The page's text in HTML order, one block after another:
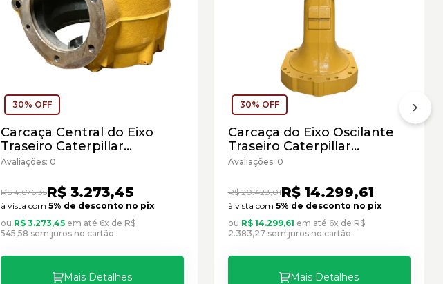
30% OFF
Carcaça Central do Eixo
Traseiro Caterpillar
Cód:4826793 - Seminovo
Avaliações: 0
R$ 4.676,35R$ 3.273,45
à vista com 5% de desconto no pix
ou R$ 3.273,45 em até 6x de R$
545,58 sem juros no cartão
Mais Detalhes
30% OFF
Carcaça do Eixo Oscilante
Traseiro Caterpillar
Cód:4722979 - Seminovo
Avaliações: 0
R$ 20.428,01R$ 14.299,61
à vista com 5% de desconto no pix
ou R$ 14.299,61 em até 6x de R$
2.383,27 sem juros no cartão
Mais Detalhes